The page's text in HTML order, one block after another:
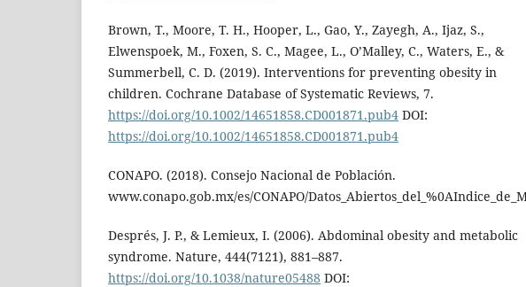
Brown, T., Moore, T. H., Hooper, L., Gao, Y., Zayegh, A., Ijaz, S.,
Elwenspoek, M., Foxen, S. C., Magee, L., O’Malley, C., Waters, E., &
Summerbell, C. D. (2019). Interventions for preventing obesity in
children. Cochrane Database of Systematic Reviews, 7.
https://doi.org/10.1002/14651858.CD001871.pub4 DOI:
https://doi.org/10.1002/14651858.CD001871.pub4
CONAPO. (2018). Consejo Nacional de Población.
www.conapo.gob.mx/es/CONAPO/
Després, J. P., & Lemieux, I. (2006). Abdominal obesity and metabolic
syndrome. Nature, 444(7121), 881–887.
https://doi.org/10.1038/nature05488 DOI: